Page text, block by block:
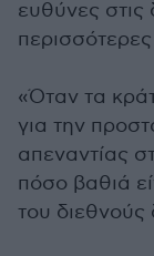
ευθύνες στις
«Όταν τα
για την
απεναντίας
πόσο βαθιά
του διεθνούς